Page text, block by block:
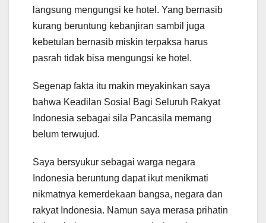
langsung mengungsi ke hotel. Yang bernasib
kurang beruntung kebanjiran sambil juga
kebetulan bernasib miskin terpaksa harus
pasrah tidak bisa mengungsi ke hotel.
Segenap fakta itu makin meyakinkan saya
bahwa Keadilan Sosial Bagi Seluruh Rakyat
Indonesia sebagai sila Pancasila memang
belum terwujud.
Saya bersyukur sebagai warga negara
Indonesia beruntung dapat ikut menikmati
nikmatnya kemerdekaan bangsa, negara dan
rakyat Indonesia. Namun saya merasa prihatin